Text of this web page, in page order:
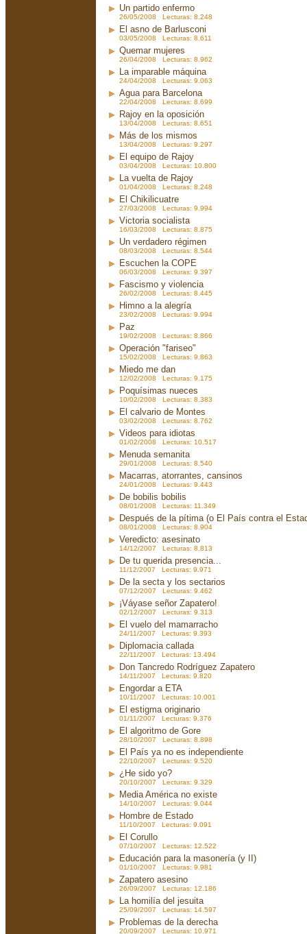
Un partido enfermo
26/05/2008 Lecturas: 8.248
El asno de Barlusconi
03/05/2008 Lecturas: 8.611
Quemar mujeres
26/04/2008 Lecturas: 8.962
La imparable máquina
24/04/2008 Lecturas: 9.063
Agua para Barcelona
22/04/2008 Lecturas: 8.699
Rajoy en la oposición
13/04/2008 Lecturas: 8.651
Más de los mismos
13/04/2008 Lecturas: 9.297
El equipo de Rajoy
03/04/2008 Lecturas: 10.800
La vuelta de Rajoy
01/04/2008 Lecturas: 8.248
El Chikilicuatre
27/03/2008 Lecturas: 9.994
Victoria socialista
16/03/2008 Lecturas: 8.875
Un verdadero régimen
08/03/2008 Lecturas: 8.544
Escuchen la COPE
06/03/2008 Lecturas: 9.397
Fascismo y violencia
26/02/2008 Lecturas: 8.445
Himno a la alegría
23/02/2008 Lecturas: 9.994
Paz
19/02/2008 Lecturas: 8.866
Operación "fariseo"
15/02/2008 Lecturas: 9.863
Miedo me dan
12/02/2008 Lecturas: 9.175
Poquísimas nueces
10/02/2008 Lecturas: 8.383
El calvario de Montes
03/02/2008 Lecturas: 8.762
Videos para idiotas
01/02/2008 Lecturas: 10.517
Menuda semanita
29/01/2008 Lecturas: 8.540
Macarras, atorrantes, cansinos
24/01/2008 Lecturas: 9.443
De bobilis bobilis
08/01/2008 Lecturas: 11.349
Después de la pítima (o El País contra el
08/01/2008 Lecturas: 8.904
Veredicto: asesinato
14/12/2007 Lecturas: 8.813
De tu querida presencia...
11/12/2007 Lecturas: 9.971
De la secta y los sectarios
07/12/2007 Lecturas: 9.462
¡Váyase señor Zapatero!
02/12/2007 Lecturas: 9.313
El vuelo del mamarracho
24/11/2007 Lecturas: 9.393
Diplomacia callada
22/11/2007 Lecturas: 13.494
Don Tancredo Rodríguez Zapatero
14/11/2007 Lecturas: 9.820
Engordar a ETA
10/11/2007 Lecturas: 10.001
El estigma originario
01/11/2007 Lecturas: 9.376
El algoritmo de Gore
28/10/2007 Lecturas: 8.898
El País ya no es independiente
22/10/2007 Lecturas: 9.520
¿He sido yo?
20/10/2007 Lecturas: 9.329
Media América no existe
14/10/2007 Lecturas: 9.044
Hombre de Estado
11/10/2007 Lecturas: 9.091
El Corullo
07/10/2007 Lecturas: 12.522
Educación para la masonería (y II)
01/10/2007 Lecturas: 9.981
Zapatero asesino
26/09/2007 Lecturas: 12.186
La homilía del jesuita
25/09/2007 Lecturas: 14.597
Problemas de la derecha
20/09/2007 Lecturas: 10.971